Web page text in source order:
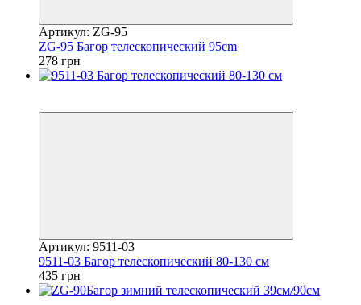
Артикул: ZG-95
ZG-95 Багор телескопический 95cm
278 грн
Артикул: 9511-03
9511-03 Багор телескопический 80-130 см
435 грн